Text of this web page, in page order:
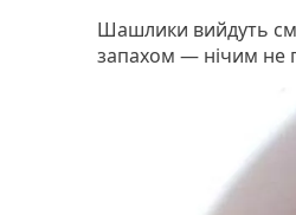
Шашлики вийдуть
запахом — нічим не